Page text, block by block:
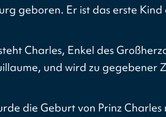
geboren. Er ist das erste
Charles, Enkel des
und wird zu gegebener
die Geburt von Prinz